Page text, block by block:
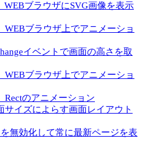
WEBブラウザにSVG画像を表示
WEBブラウザ上でアニメーショ
イベントで画面の高さを取
WEBブラウザ上でアニメーショ
Rectのアニメーション
サイズによらす画面レイアウト
無効化して常に最新ページを表